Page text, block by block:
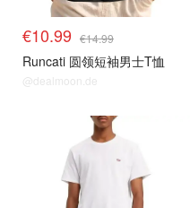
€10.99 €14.99
Runcati 圆领短袖男士T恤
@dealmoon.de